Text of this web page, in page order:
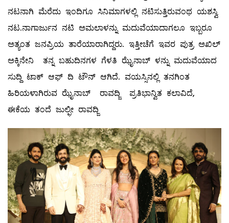
ನಟನಾಗಿ ಮೆರೆದು ಇಂದಿಗೂ ಸಿನಿಮಾಗಳಲ್ಲಿ ನಟಿಸುತ್ತಿರುವಂಥ ಯಶಸ್ವಿ
ನಟ.ನಾಗಾರ್ಜುನ ನಟಿ ಅಮಲಾಳನ್ನು ಮದುವೆಯಾದಾಗಲೂ ಇಬ್ಬರೂ
ಅತ್ಯಂತ ಜನಪ್ರಿಯ ತಾರೆಯಾರಾಗಿದ್ದರು. ಇತ್ತೀಚೆಗೆ ಇವರ ಪುತ್ರ ಅಖಿಲ್
ಅಕ್ಕಿನೇನಿ ತನ್ನ ಬಹುದಿನಗಳ ಗೆಳತಿ ಝೈನಾಬ್ ಳನ್ನು ಮದುವೆಯಾದ
ಸುದ್ದಿ ಟಾಕ್ ಆಫ್ ದಿ ಟೌನ್ ಆಗಿದೆ. ವಯಸ್ಸಿನಲ್ಲಿ ತನಗಿಂತ
ಹಿರಿಯಳಾಗಿರುವ ಝೈನಾಬ್ ರಾವದ್ಜಿ ಪ್ರತಿಭಾನ್ವಿತ ಕಲಾವಿದೆ,
ಈಕೆಯ ತಂದೆ ಜುಲ್ಫೀ ರಾವದ್ಜಿ